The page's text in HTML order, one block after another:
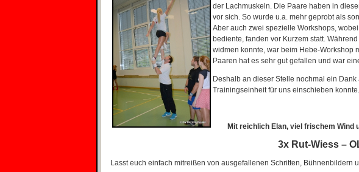
der Lachmuskeln. Die Paare haben in
vor sich. So wurde u.a. mehr geprobt als
Aber auch zwei spezielle Workshops,
bediente, fanden vor Kurzem statt.
widmen konnte, war beim Hebe-Workshop
Paaren hat es sehr gut gefallen und war
Deshalb an dieser Stelle nochmal ein Dank
Trainingseinheit für uns einschieben
Mit reichlich Elan, viel frischem Wind
3x Rut-Wiess –
Lasst euch einfach mitreißen von ausgefallenen Schritten, Bühnenbildern